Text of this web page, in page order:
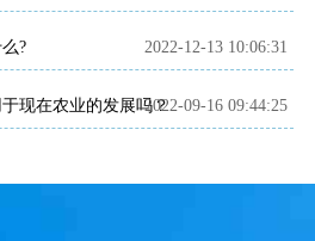
? 2022-12-13 10:06:31
现在农业的发展吗？2022-09-16 09:44:25